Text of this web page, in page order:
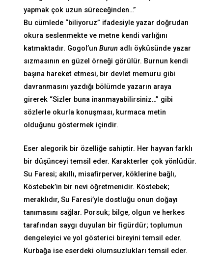
yapmak çok uzun süreceğinden…”
Bu cümlede “biliyoruz” ifadesiyle yazar doğrudan
okura seslenmekte ve metne kendi varlığını
katmaktadır. Gogol’un Burun adlı öyküsünde yazar
sızmasının en güzel örneği görülür. Burnun kendi
başına hareket etmesi, bir devlet memuru gibi
davranmasını yazdığı bölümde yazarın araya
girerek “Sizler buna inanmayabilirsiniz…” gibi
sözlerle okurla konuşması, kurmaca metin
olduğunu göstermek içindir.
Eser alegorik bir özelliğe sahiptir. Her hayvan farklı
bir düşünceyi temsil eder. Karakterler çok yönlüdür.
Su Faresi; akıllı, misafirperver, köklerine bağlı,
Köstebek’in bir nevi öğretmenidir. Köstebek;
meraklıdır, Su Faresi’yle dostluğu onun doğayı
tanımasını sağlar. Porsuk; bilge, olgun ve herkes
tarafından saygı duyulan bir figürdür; toplumun
dengeleyici ve yol gösterici bireyini temsil eder.
Kurbağa ise eserdeki olumsuzlukları temsil eder.